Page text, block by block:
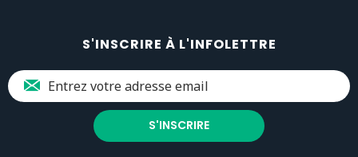
S'INSCRIRE À L'INFOLETTRE